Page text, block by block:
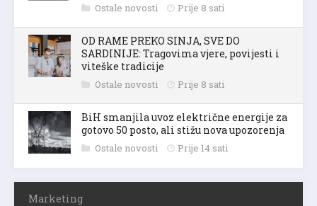
Ostale novosti Prije 8 sati
OD RAME PREKO SINJA, SVE DO
SARDINIJE: Tragovima vjere, povijesti i
viteške tradicije
Ostale novosti Prije 8 sati
BiH smanjila uvoz električne energije za
gotovo 50 posto, ali stižu nova upozorenja
Ostale novosti Prije 14 sati
Marketing